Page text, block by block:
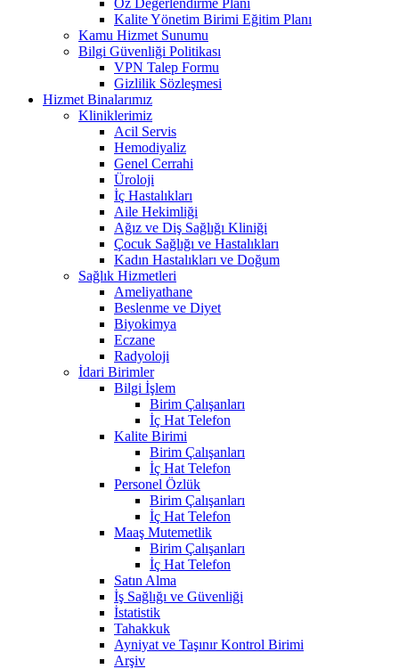
Kalite Yönetim Birimi Eğitim Planı
Kamu Hizmet Sunumu
Bilgi Güvenliği Politikası
VPN Talep Formu
Gizlilik Sözleşmesi
Hizmet Binalarımız
Kliniklerimiz
Acil Servis
Hemodiyaliz
Genel Cerrahi
Üroloji
İç Hastalıkları
Aile Hekimliği
Ağız ve Diş Sağlığı Kliniği
Çocuk Sağlığı ve Hastalıkları
Kadın Hastalıkları ve Doğum
Sağlık Hizmetleri
Ameliyathane
Beslenme ve Diyet
Biyokimya
Eczane
Radyoloji
İdari Birimler
Bilgi İşlem
Birim Çalışanları
İç Hat Telefon
Kalite Birimi
Birim Çalışanları
İç Hat Telefon
Personel Özlük
Birim Çalışanları
İç Hat Telefon
Maaş Mutemetlik
Birim Çalışanları
İç Hat Telefon
Satın Alma
İş Sağlığı ve Güvenliği
İstatistik
Tahakkuk
Ayniyat ve Taşınır Kontrol Birimi
Arşiv